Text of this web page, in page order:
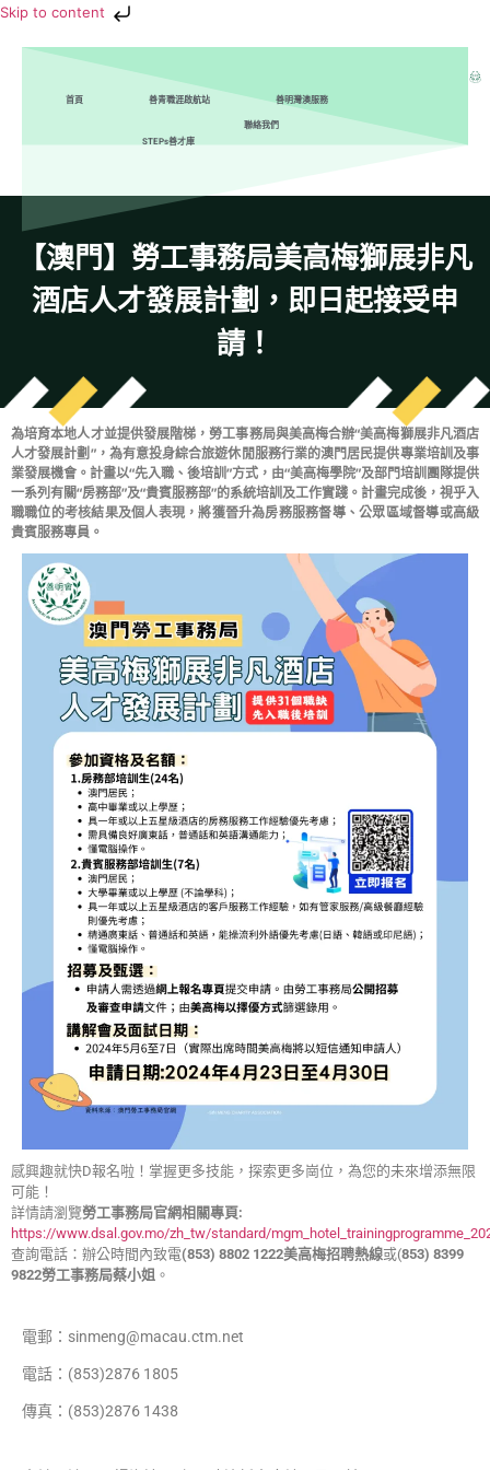
Skip to content
首頁 善青職涯啟航站 善明灣澳服務
STEPs善才庫
聯絡我們
【澳門】勞工事務局美高梅獅展非凡
酒店人才發展計劃，即日起接受申
請！
為培育本地人才並提供發展階梯，勞工事務局與美高梅合辦“美高梅獅展非凡酒店
人才發展計劃”，為有意投身綜合旅遊休閒服務行業的澳門居民提供專業培訓及事
業發展機會。計畫以“先入職、後培訓”方式，由“美高梅學院”及部門培訓團隊提供
一系列有關“房務部”及“貴賓服務部”的系統培訓及工作實踐。計畫完成後，視乎入
職職位的考核結果及個人表現，將獲晉升為房務服務督導、公眾區域督導或高級
貴賓服務專員。
感興趣就快D報名啦！掌握更多技能，探索更多崗位，為您的未來增添無限
可能！
詳情請瀏覽勞工事務局官網相關專頁:
https://www.dsal.gov.mo/zh_tw/standard/
查詢電話：辦公時間內致電(853) 8802 1222美高梅招聘熱線或(853) 8399
9822勞工事務局蔡小姐 。
電郵：sinmeng@macau.ctm.net
電話：(853)2876 1805
傳真：(853)2876 1438